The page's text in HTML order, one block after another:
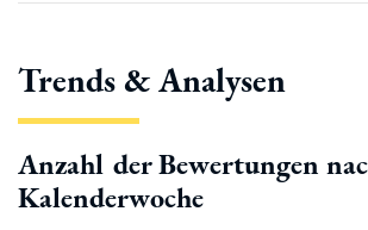
Trends & Analysen
Anzahl der Bewertungen
Kalenderwoche